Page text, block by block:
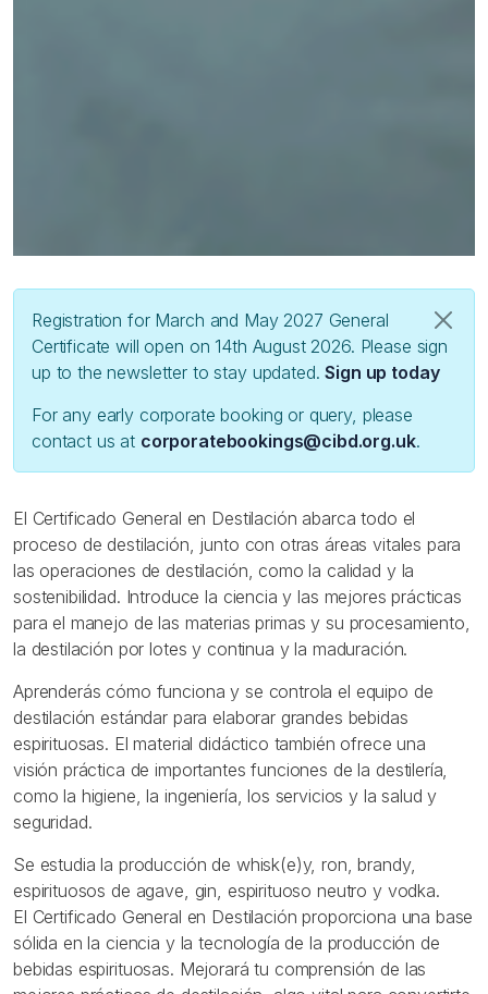
Close
Registration for March and May 2027 General
Certificate will open on 14th August 2026. Please sign
up to the newsletter to stay updated.Sign up today
For any early corporate booking or query, please
contact us at corporatebookings@cibd.org.uk.
El Certificado General en Destilación abarca todo el
proceso de destilación, junto con otras áreas vitales para
las operaciones de destilación, como la calidad y la
sostenibilidad. Introduce la ciencia y las mejores prácticas
para el manejo de las materias primas y su procesamiento,
la destilación por lotes y continua y la maduración.
Aprenderás cómo funciona y se controla el equipo de
destilación estándar para elaborar grandes bebidas
espirituosas. El material didáctico también ofrece una
visión práctica de importantes funciones de la destilería,
como la higiene, la ingeniería, los servicios y la salud y
seguridad.
Se estudia la producción de whisk(e)y, ron, brandy,
espirituosos de agave, gin, espirituoso neutro y vodka.
El Certificado General en Destilación proporciona una base
sólida en la ciencia y la tecnología de la producción de
bebidas espirituosas. Mejorará tu comprensión de las